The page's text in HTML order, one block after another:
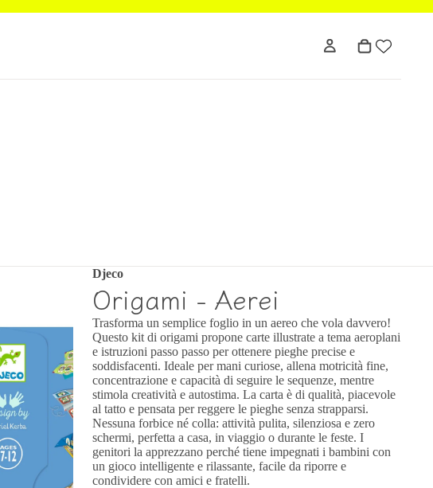
Djeco
Origami - Aerei
Trasforma un semplice foglio in un aereo che vola davvero!
Questo kit di origami propone carte illustrate a tema aeroplani
e istruzioni passo passo per ottenere pieghe precise e
soddisfacenti. Ideale per mani curiose, allena motricità fine,
concentrazione e capacità di seguire le sequenze, mentre
stimola creatività e autostima. La carta è di qualità, piacevole
al tatto e pensata per reggere le pieghe senza strapparsi.
Nessuna forbice né colla: attività pulita, silenziosa e zero
schermi, perfetta a casa, in viaggio o durante le feste. I
genitori la apprezzano perché tiene impegnati i bambini con
un gioco intelligente e rilassante, facile da riporre e
condividere con amici e fratelli.